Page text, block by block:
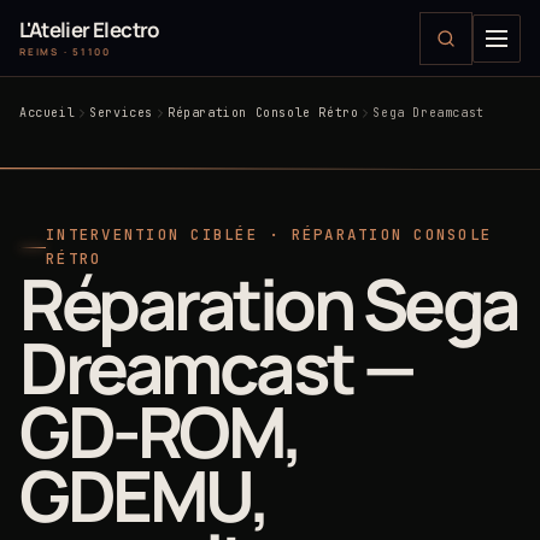
L'Atelier Electro
REIMS · 51100
Accueil Services Réparation Console Rétro Sega Dreamcast
INTERVENTION CIBLÉE · RÉPARATION CONSOLE
RÉTRO
Réparation Sega
Dreamcast —
GD-ROM,
GDEMU,